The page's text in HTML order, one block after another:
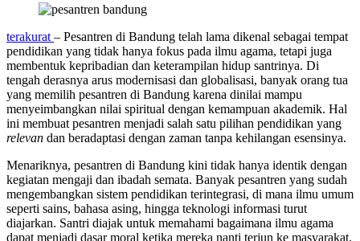
terakurat – Pesantren di Bandung telah lama dikenal sebagai tempat
pendidikan yang tidak hanya fokus pada ilmu agama, tetapi juga
membentuk kepribadian dan keterampilan hidup santrinya. Di
tengah derasnya arus modernisasi dan globalisasi, banyak orang tua
yang memilih pesantren di Bandung karena dinilai mampu
menyeimbangkan nilai spiritual dengan kemampuan akademik. Hal
ini membuat pesantren menjadi salah satu pilihan pendidikan yang
relevan dan beradaptasi dengan zaman tanpa kehilangan esensinya.
Menariknya, pesantren di Bandung kini tidak hanya identik dengan
kegiatan mengaji dan ibadah semata. Banyak pesantren yang sudah
mengembangkan sistem pendidikan terintegrasi, di mana ilmu umum
seperti sains, bahasa asing, hingga teknologi informasi turut
diajarkan. Santri diajak untuk memahami bagaimana ilmu agama
dapat menjadi dasar moral ketika mereka nanti terjun ke masyarakat.